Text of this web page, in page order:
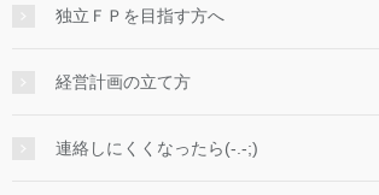
独立ＦＰを目指す方へ
経営計画の立て方
連絡しにくくなったら(-.-;)